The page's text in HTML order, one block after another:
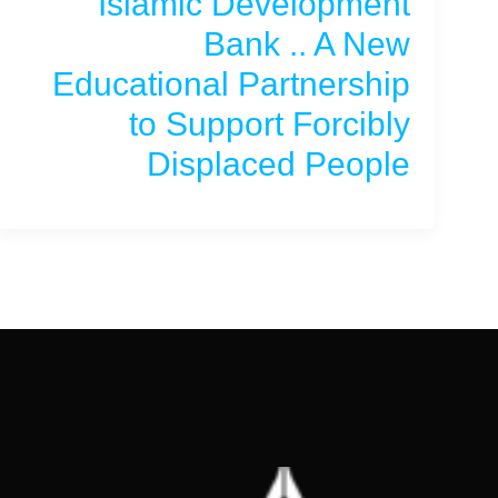
Bank .. A New
Educational Partnership
to Support Forcibly
Displaced People